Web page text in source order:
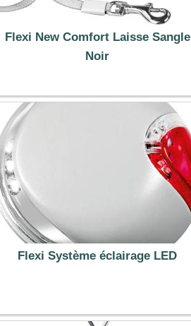
Flexi New Comfort Laisse Sangle
Noir
37.99 €
Flexi Système éclairage LED
16.99 €